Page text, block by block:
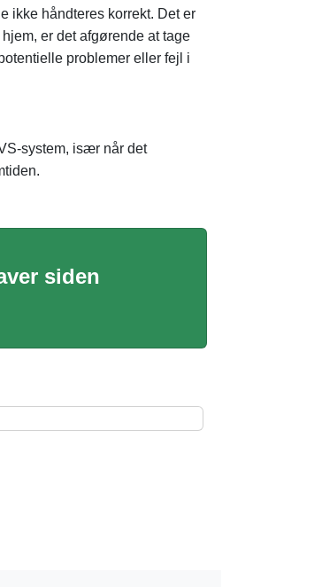
ikke håndteres korrekt. Det er
er det afgørende at tage
problemer eller fejl i
system, især når det
siden